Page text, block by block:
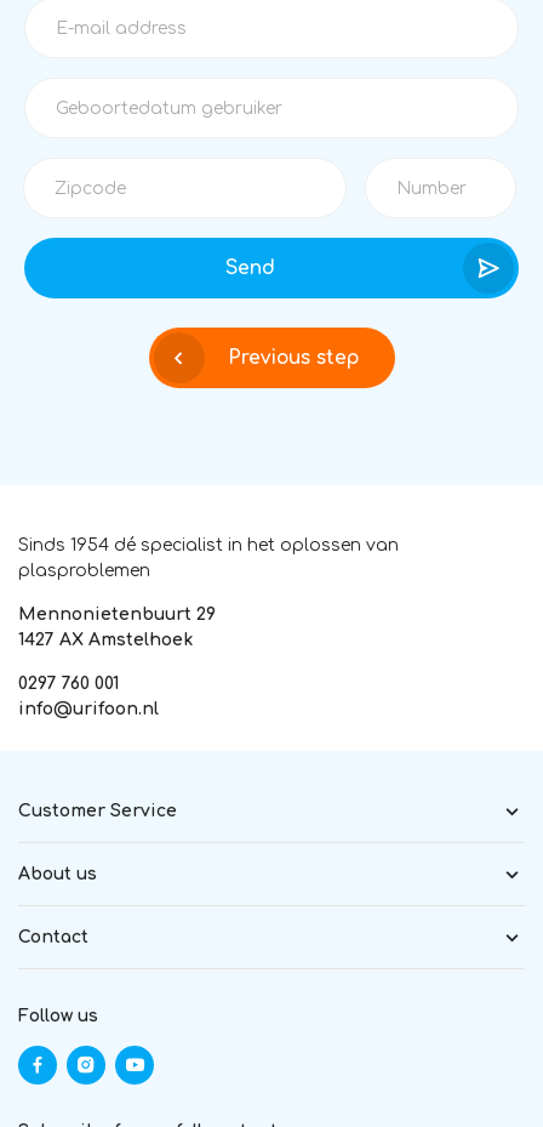
Send
Previous step
Sinds 1954 dé specialist in het oplossen van
plasproblemen
Mennonietenbuurt 29
1427 AX Amstelhoek
0297 760 001
info@urifoon.nl
Customer Service
About us
Contact
Follow us